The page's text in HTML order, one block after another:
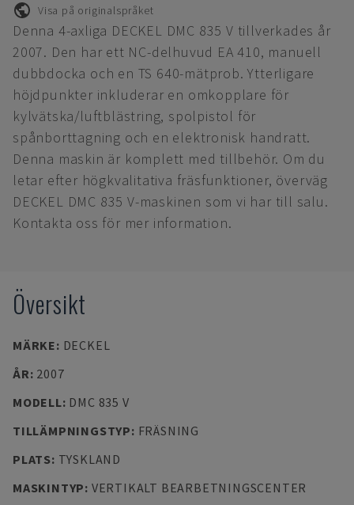
Visa på originalspråket
Denna 4-axliga DECKEL DMC 835 V tillverkades år
2007. Den har ett NC-delhuvud EA 410, manuell
dubbdocka och en TS 640-mätprob. Ytterligare
höjdpunkter inkluderar en omkopplare för
kylvätska/luftblästring, spolpistol för
spånborttagning och en elektronisk handratt.
Denna maskin är komplett med tillbehör. Om du
letar efter högkvalitativa fräsfunktioner, överväg
DECKEL DMC 835 V-maskinen som vi har till salu.
Kontakta oss för mer information.
Översikt
MÄRKE: DECKEL
ÅR: 2007
MODELL: DMC 835 V
TILLÄMPNINGSTYP: FRÄSNING
PLATS: TYSKLAND
MASKINTYP: VERTIKALT BEARBETNINGSCENTER